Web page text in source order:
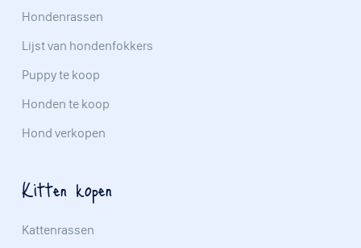
Hondenrassen
Lijst van hondenfokkers
Puppy te koop
Honden te koop
Hond verkopen
Kitten kopen
Kattenrassen